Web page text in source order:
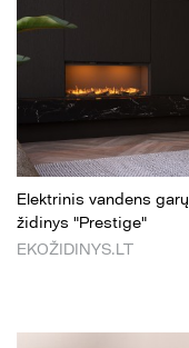
Elektrinis vandens garų
židinys "Prestige"
EKOŽIDINYS.LT